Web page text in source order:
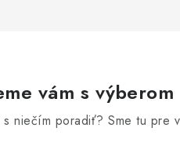
vám s výberom
niečím poradiť? Sme tu pre